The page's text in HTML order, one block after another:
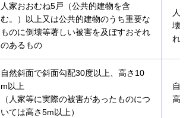
人家おおむね5戸（公共的建物を含
む。）以上又は公共的建物のうち重要な
ものに倒壊等著しい被害を及ぼすおそれ
のあるもの
人
壊
れ
自然斜面で斜面勾配30度以上、高さ10
m以上
（人家等に実際の被害があったものにつ
いては高さ5m以上）
自
高